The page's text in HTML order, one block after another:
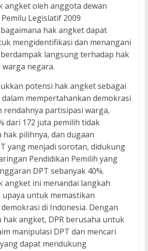
angket oleh anggota dewan
Legislatif 2009
hak angket dapat
mengidentifikasi dan menangani
langsung terhadap hak
negara.
potensi hak angket sebagai
mempertahankan demokrasi
rendahnya partisipasi warga,
dari 172 juta pemilih tidak
pilihnya, dan dugaan
yang menjadi sorotan, didukung
Pendidikan Pemilih yang
DPT sebanyak 40%.
angket ini menandai langkah
untuk memastikan
di Indonesia. Dengan
hak angket, DPR berusaha untuk
manipulasi DPT dan mencari
dapat mendukung